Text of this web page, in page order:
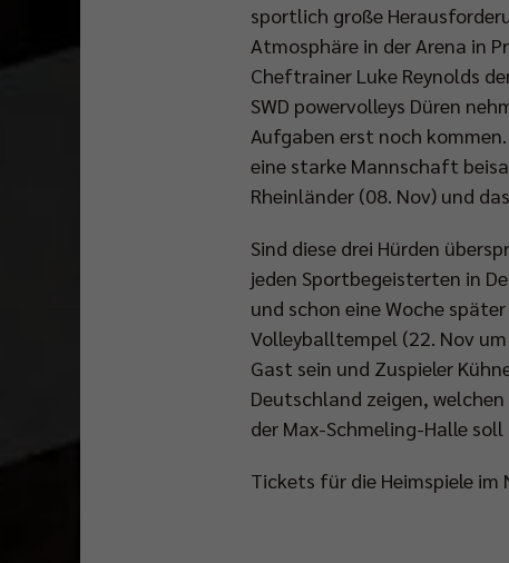
sportlich große
Atmosphäre in der Arena in
Cheftrainer Luke Reynolds
SWD powervolleys Düren
Aufgaben erst noch
eine starke Mannschaft
Rheinländer (08. Nov) und
Sind diese drei Hürden
jeden Sportbegeisterten in
und schon eine Woche
Volleyballtempel (22. Nov
Gast sein und Zuspieler
Deutschland zeigen,
der Max-Schmeling-Halle
Tickets für die Heimspiele im